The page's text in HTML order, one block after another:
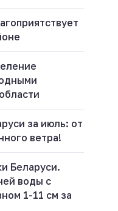
за июль: от
ветра!
Беларуси.
воды с
1-11 см за